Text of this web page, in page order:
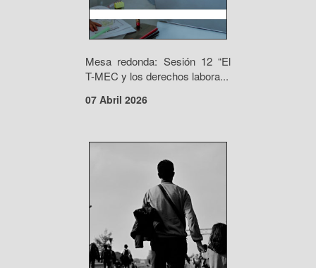
Mesa redonda: Sesión 12 “El
T-MEC y los derechos labora...
07 Abril 2026